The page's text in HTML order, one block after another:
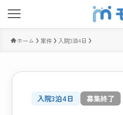
ホーム 案件 入院3泊4日
入院3泊4日 募集終了